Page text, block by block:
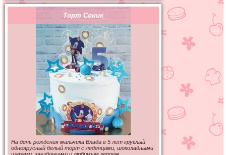
Торт Соник
На день рождения мальчика Влада в 5 лет круглый
одноярусный белый торт с леденцами, шоколадными